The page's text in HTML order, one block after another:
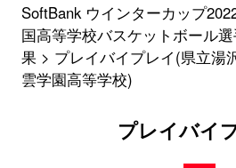
SoftBank ウインターカップ
国高等学校バスケットボール
果
プレイバイプレイ(県立湯
雲学園高等学校)
プレイバイ